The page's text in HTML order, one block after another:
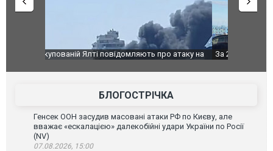
За 2000 кілометрів від кордону з Україною: в
склад Wildberries. ФОТО. ВІДЕО
В
БЛОГОСТРІЧКА
Генсек ООН засудив масовані атаки РФ по Києву, але
вважає «ескалацією» далекобійні удари України по Росії
(NV)
07.08.2026, 15:00